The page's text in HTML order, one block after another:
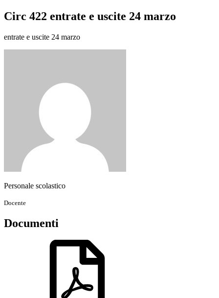
Circ 422 entrate e uscite 24 marzo
entrate e uscite 24 marzo
Personale scolastico
Docente
Documenti